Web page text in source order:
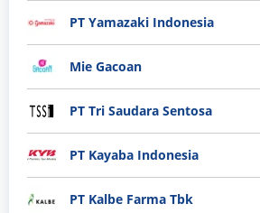
PT Yamazaki Indonesia
Mie Gacoan
PT Tri Saudara Sentosa
PT Kayaba Indonesia
PT Kalbe Farma Tbk